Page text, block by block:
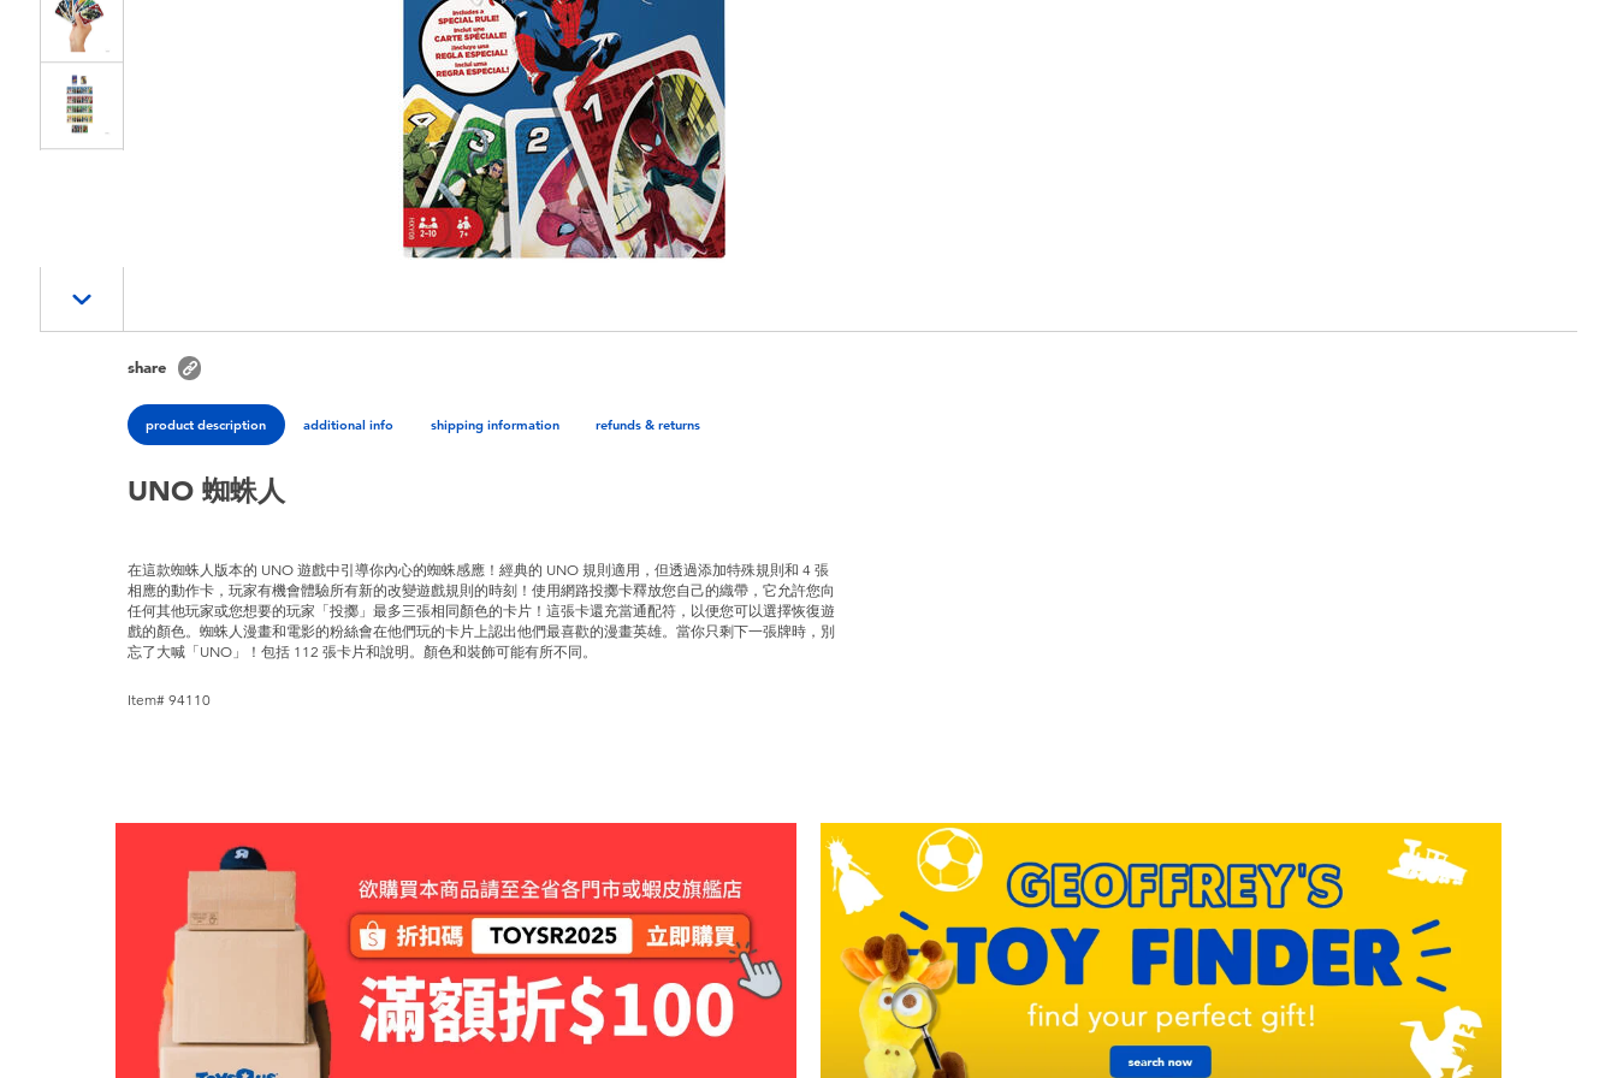
share
product description additional info shipping information refunds & returns
UNO 蜘蛛人
在這款蜘蛛人版本的 UNO 遊戲中引導你內心的蜘蛛感應！經典的 UNO 規則適用，但透過添加特殊規則和 4 張
相應的動作卡，玩家有機會體驗所有新的改變遊戲規則的時刻！使用網路投擲卡釋放您自己的織帶，它允許您向
任何其他玩家或您想要的玩家「投擲」最多三張相同顏色的卡片！這張卡還充當通配符，以便您可以選擇恢復遊
戲的顏色。蜘蛛人漫畫和電影的粉絲會在他們玩的卡片上認出他們最喜歡的漫畫英雄。當你只剩下一張牌時，別
忘了大喊「UNO」！包括 112 張卡片和說明。顏色和裝飾可能有所不同。
Item# 94110